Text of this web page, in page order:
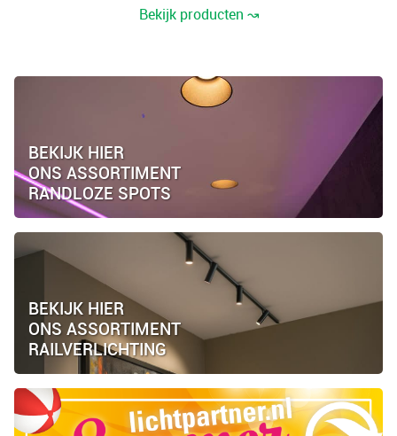
Bekijk producten ↝
BEKIJK HIER
ONS ASSORTIMENT
RANDLOZE SPOTS
BEKIJK HIER
ONS ASSORTIMENT
RAILVERLICHTING